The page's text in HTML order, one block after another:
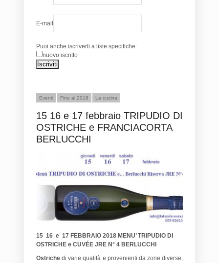
E-mail
Puoi anche iscriverti a liste specifiche:
nuovo iscritto
Eventi Fino al 2018 La cucina
15 16 e 17 febbraio TRIPUDIO DI
OSTRICHE e FRANCIACORTA
BERLUCCHI
15 16 e 17 FEBBRAIO 2018 MENU’ TRIPUDIO DI
OSTRICHE e CUVÉE JRE N° 4 BERLUCCHI
Ostriche di varie qualità e provenienti da zone diverse,